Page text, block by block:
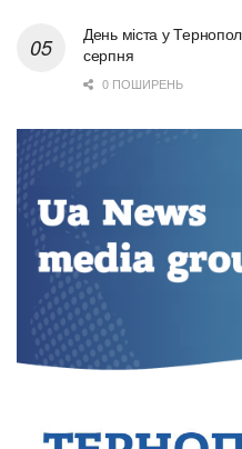
День міста у
серпня
0 ПОШИРЕНЬ